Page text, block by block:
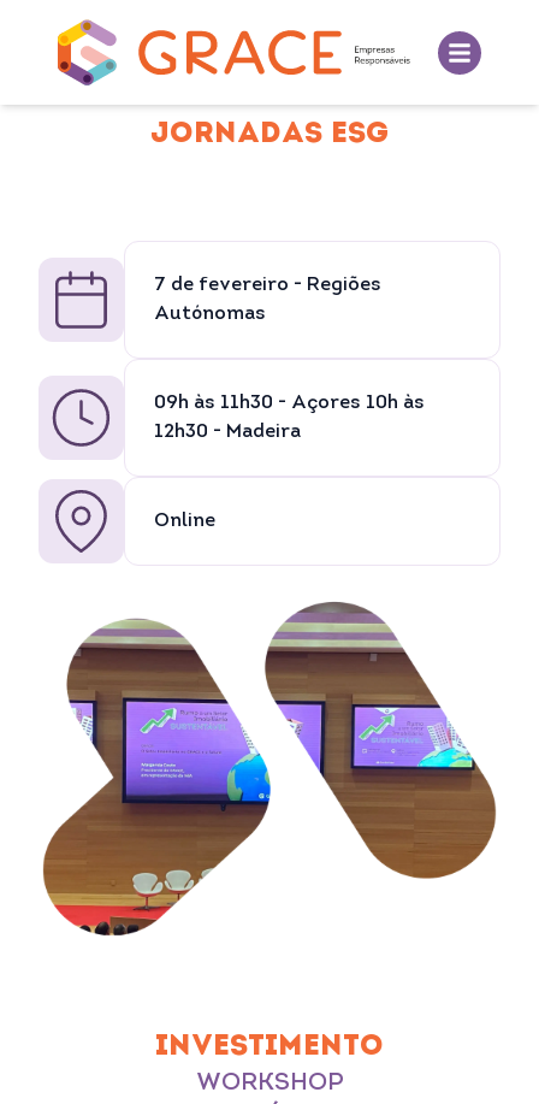
JORNADAS ESG
7 de fevereiro - Regiões
Autónomas
09h às 11h30 - Açores 10h às
12h30 - Madeira
Online
INVESTIMENTO
WORKSHOP